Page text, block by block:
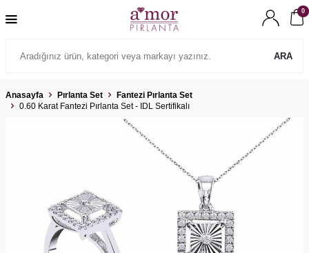
ARA
0
Anasayfa Pırlanta Set
Fantezi Pırlanta Set
0.60 Karat Fantezi Pırlanta Set - IDL Sertifikalı